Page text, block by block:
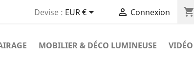
Devise : EUR €  Connexion shopping_cart
MOBILIER & DÉCO LUMINEUSE VIDÉO